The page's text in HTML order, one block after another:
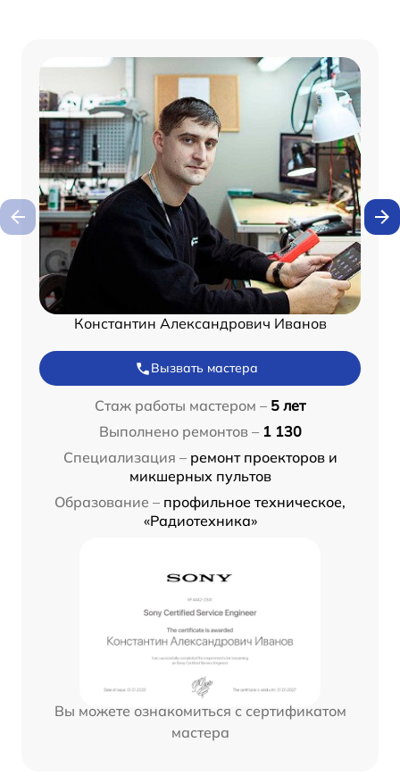
Константин Александрович Иванов
Вызвать мастера
Стаж работы мастером – 5 лет
Выполнено ремонтов – 1 130
Специализация – ремонт проекторов и
микшерных пультов
Образование – профильное техническое,
«Радиотехника»
Вы можете ознакомиться с сертификатом
мастера